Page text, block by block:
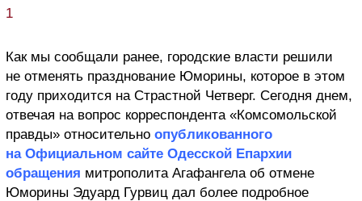
1
Как мы сообщали ранее, городские власти решили
не отменять празднование Юморины, которое в этом
году приходится на Страстной Четверг. Сегодня днем,
отвечая на вопрос корреспондента «Комсомольской
правды» относительно опубликованного
на Официальном сайте Одесской Епархии
обращения митрополита Агафангела об отмене
Юморины Эдуард Гурвиц дал более подробное